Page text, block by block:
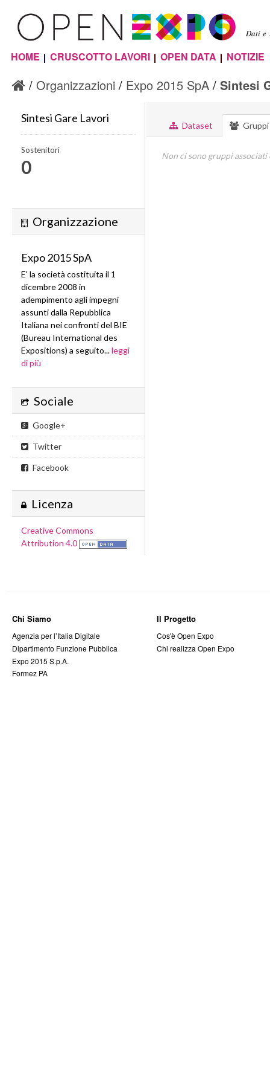
Dati e
Menu principale
HOME CRUSCOTTO LAVORI OPEN DATA NOTIZIE
Organizzazioni Expo 2015 SpA Sintesi
Dataset Gruppi
Non ci sono gruppi associati
Sintesi Gare Lavori
Sostenitori
0
Organizzazione
Expo 2015 SpA
E' la società costituita il 1
dicembre 2008 in
adempimento agli impegni
assunti dalla Repubblica
Italiana nei confronti del BIE
(Bureau International des
Expositions) a seguito...leggi
di più
Sociale
Google+
Twitter
Facebook
Licenza
Creative Commons
Attribution 4.0
Chi Siamo
Agenzia per l’Italia Digitale
Dipartimento Funzione Pubblica
Expo 2015 S.p.A.
Formez PA
Il Progetto
Cos'è Open Expo
Chi realizza Open Expo